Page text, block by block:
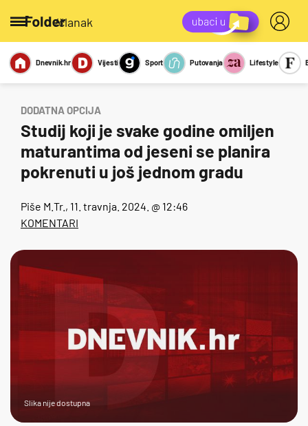
/članak
Miks Kviz
Report
Sexy
Dnevnik.hr Vijesti Sport Putovanja Lifestyle
DODATNA OPCIJA
Studij koji je svake godine omiljen
maturantima od jeseni se planira
pokrenuti u još jednom gradu
Piše M.Tr. , 11. travnja. 2024. @ 12:46
KOMENTARI
Slika nije dostupna